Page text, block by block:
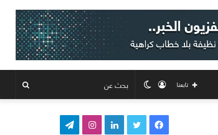
الوضع
المظلم
تسجيل
الدخول
تابعنا
ف
ت